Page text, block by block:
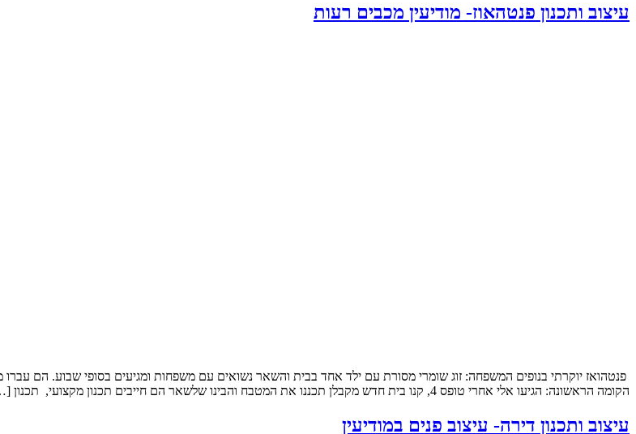
עיצוב ותכנון פנטהאוז- מודיעין מכבים רעות
הקומה הראשונה: הגיעו אלי אחרי טופס 4, קנו בית חדש מקבלן תכננו את המטבח והבינו שלשאר הם חייבים תכנון מקצועי, תכנון […]
עיצוב ותכנון דירה- עיצוב פנים במודיעין